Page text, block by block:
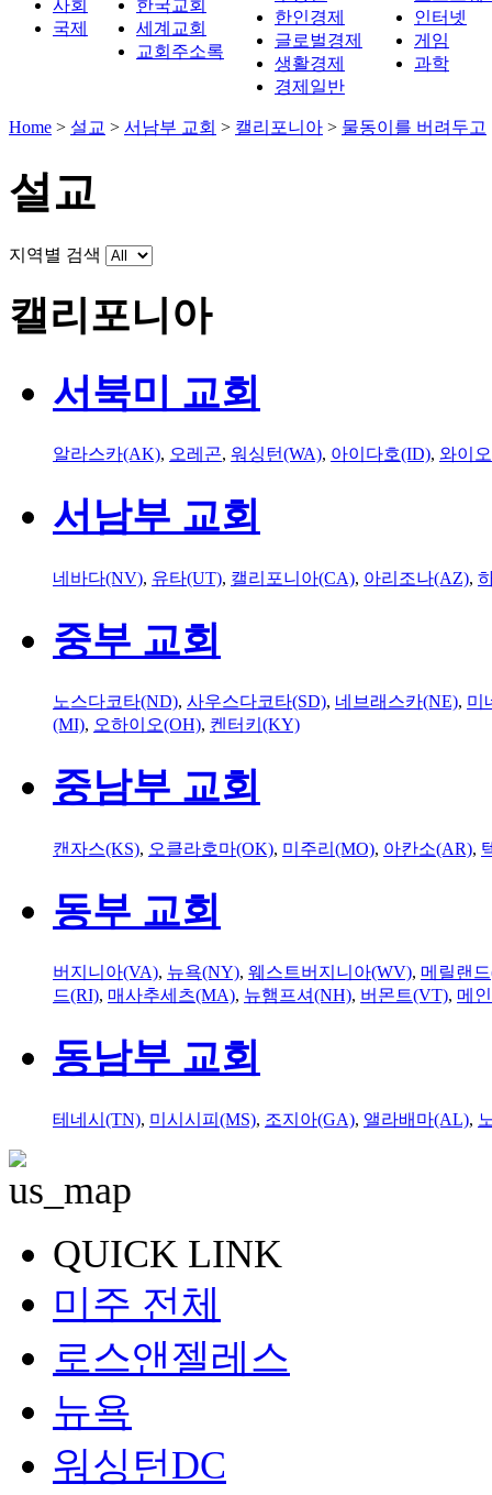
사회
국제
한국교회
세계교회
교회주소록
한인경제
글로벌경제
생활경제
경제일반
인터넷
게임
과학
Home > 설교 > 서남부 교회 > 캘리포니아 > 물동이를 버려두고
설교
지역별 검색
캘리포니아
서북미 교회
알라스카(AK), 오레곤, 워싱턴(WA), 아이다호(ID), 와이
서남부 교회
네바다(NV), 유타(UT), 캘리포니아(CA), 아리조나(AZ),
중부 교회
노스다코타(ND), 사우스다코타(SD), 네브래스카(NE), 미
(MI), 오하이오(OH), 켄터키(KY)
중남부 교회
캔자스(KS), 오클라호마(OK), 미주리(MO), 아칸소(AR),
동부 교회
버지니아(VA), 뉴욕(NY), 웨스트버지니아(WV), 메릴랜
드(RI), 매사추세츠(MA), 뉴햄프셔(NH), 버몬트(VT), 메
동남부 교회
테네시(TN), 미시시피(MS), 조지아(GA), 앨라배마(AL),
QUICK LINK
미주 전체
로스앤젤레스
뉴욕
워싱턴DC